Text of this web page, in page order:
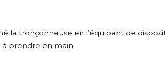
la tronçonneuse en l’équipant de
prendre en main.